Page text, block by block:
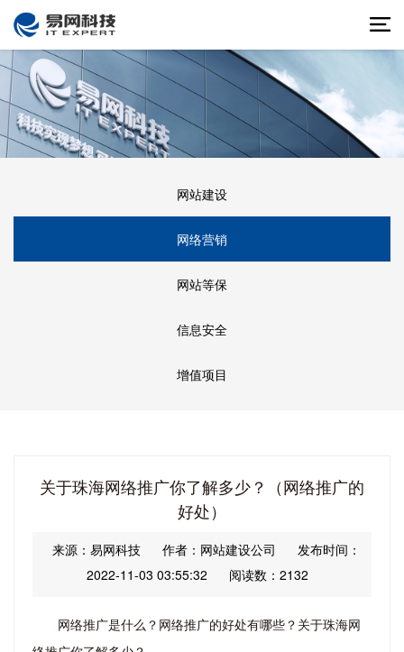
网站建设
网络营销
网站等保
信息安全
增值项目
关于珠海网络推广你了解多少？（网络推广的
好处）
来源：易网科技 作者：网站建设公司
发布时间：
2022-11-03 03:55:32
阅读数：2132
网络推广是什么？网络推广的好处有哪些？关于珠海网